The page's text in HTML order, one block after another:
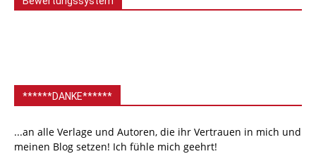
******DANKE******
...an alle Verlage und Autoren, die ihr Vertrauen in mich und
meinen Blog setzen! Ich fühle mich geehrt!